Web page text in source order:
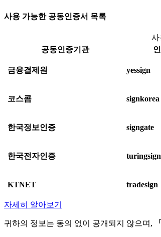
사용 가능한 공동인증서 목록
사
공동인증기관
금융결제원 yessign
코스콤 signkorea
한국정보인증 signgate
한국전자인증 turingsign
KTNET tradesign
자세히 알아보기
귀하의 정보는 동의 없이 공개되지 않으며,